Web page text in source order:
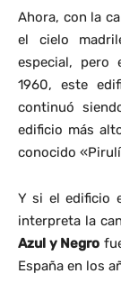
Ahora, con la
el cielo
especial, pero
1960, este
continuó
edificio más
conocido
Y si el edificio
interpreta la
Azul y Negro
España en los